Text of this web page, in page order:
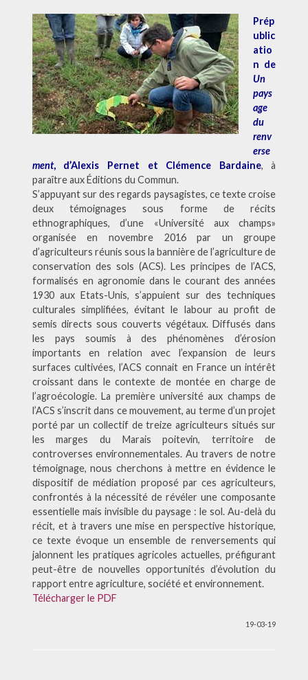
Prép
ublic
atio
n de
Un
pays
age
du
renv
erse
ment, d’Alexis Pernet et Clémence Bardaine, à
paraître aux Éditions du Commun.
S’appuyant sur des regards paysagistes, ce texte croise
deux témoignages sous forme de récits
ethnographiques, d’une «Université aux champs»
organisée en novembre 2016 par un groupe
d’agriculteurs réunis sous la bannière de l’agriculture de
conservation des sols (ACS). Les principes de l’ACS,
formalisés en agronomie dans le courant des années
1930 aux Etats-Unis, s’appuient sur des techniques
culturales simplifiées, évitant le labour au profit de
semis directs sous couverts végétaux. Diffusés dans
les pays soumis à des phénomènes d’érosion
importants en relation avec l’expansion de leurs
surfaces cultivées, l’ACS connait en France un intérêt
croissant dans le contexte de montée en charge de
l’agroécologie. La première université aux champs de
l’ACS s’inscrit dans ce mouvement, au terme d’un projet
porté par un collectif de treize agriculteurs situés sur
les marges du Marais poitevin, territoire de
controverses environnementales. Au travers de notre
témoignage, nous cherchons à mettre en évidence le
dispositif de médiation proposé par ces agriculteurs,
confrontés à la nécessité de révéler une composante
essentielle mais invisible du paysage : le sol. Au-delà du
récit, et à travers une mise en perspective historique,
ce texte évoque un ensemble de renversements qui
jalonnent les pratiques agricoles actuelles, préfigurant
peut-être de nouvelles opportunités d’évolution du
rapport entre agriculture, société et environnement.
Télécharger le PDF
19-03-19